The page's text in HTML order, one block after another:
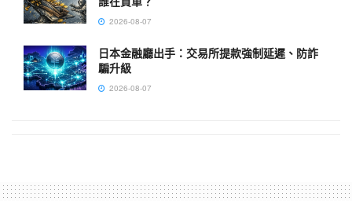
2026-08-07
日本金融廳出手：交易所提款強制延遲、防詐
騙升級
2026-08-07